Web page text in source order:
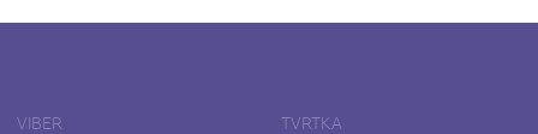
VIBER TVRTKA